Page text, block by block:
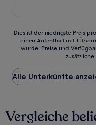
Bewertungen)
Dies
der
Preis
pro
Nacht,
den
letzten
Dies ist der niedrigste Preis
einen Aufenthalt mit 1
wurde. Preise und
Alle Unterkünfte
Vergleiche